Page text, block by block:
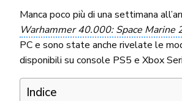
Manca poco più di una settimana
Warhammer 40.000: Space Marine
PC e sono state anche rivelate le
disponibili su console PS5 e Xbox
Indice